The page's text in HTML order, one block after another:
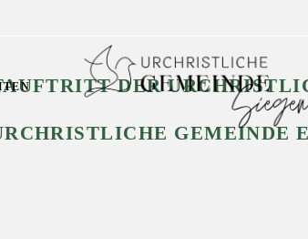
DER
GEMEINDE